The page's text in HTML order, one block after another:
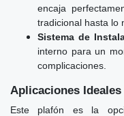
encaja
tradicional hasta lo
Sistema de
interno para un
complicaciones.
Aplicaciones
Este plafón es la